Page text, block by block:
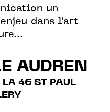
un
dans l’art
AUDREN
LA 46 ST PAUL